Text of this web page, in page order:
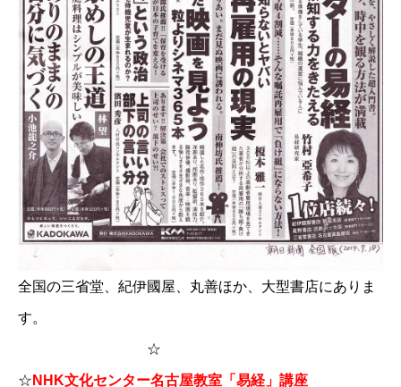
全国の三省堂、紀伊國屋、丸善ほか、大型書店にありま
す。
☆
☆ NHK文化センター名古屋教室「易経」講座